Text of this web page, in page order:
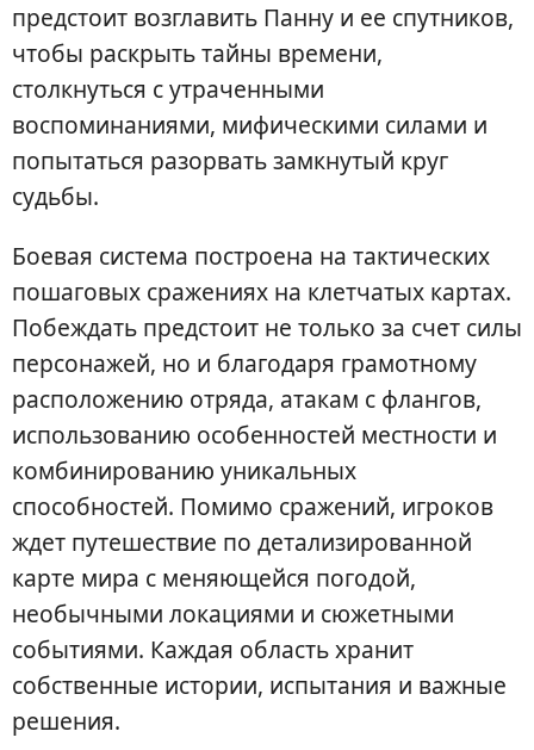
предстоит возглавить Панну и ее спутников,
чтобы раскрыть тайны времени,
столкнуться с утраченными
воспоминаниями, мифическими силами и
попытаться разорвать замкнутый круг
судьбы.
Боевая система построена на тактических
пошаговых сражениях на клетчатых картах.
Побеждать предстоит не только за счет силы
персонажей, но и благодаря грамотному
расположению отряда, атакам с флангов,
использованию особенностей местности и
комбинированию уникальных
способностей. Помимо сражений, игроков
ждет путешествие по детализированной
карте мира с меняющейся погодой,
необычными локациями и сюжетными
событиями. Каждая область хранит
собственные истории, испытания и важные
решения.